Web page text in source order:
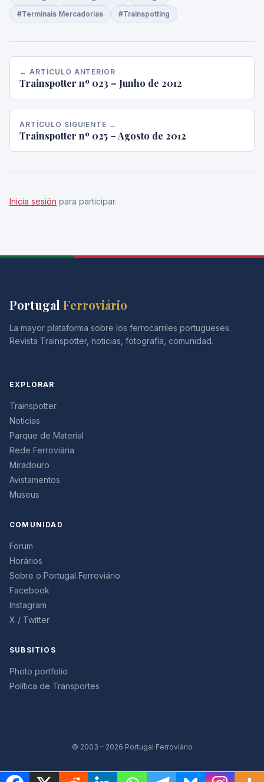
#Terminais Mercadorias
#Trainspotting
← ARTÍCULO ANTERIOR
Trainspotter nº 023 – Junho de 2012
ARTÍCULO SIGUIENTE →
Trainspotter nº 025 – Agosto de 2012
Inicia sesión para participar.
Portugal Ferroviário
La mayor plataforma sobre los ferrocarriles portugueses.
Revista Trainspotter, noticias, fotografía, comunidad.
EXPLORAR
Trainspotter
Noticias
Parque de Material
Rede Ferroviária
Miradouro
Avistamentos
Museus
COMUNIDAD
Forum
Horários
Sobre o Portugal Ferroviário
Facebook
Instagram
X / Twitter
SUBSITIOS
Photo portfolio
Política de Transportes
© 2003 – 2026 Portugal Ferroviário